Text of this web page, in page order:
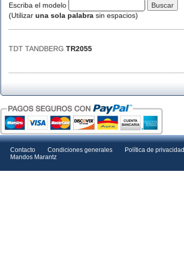
Escriba el modelo
(Utilizar una sola palabra sin espacios)
TDT TANDBERG TR2055
Contacto Condiciones generales Política de privacidad
Mandos Marantz